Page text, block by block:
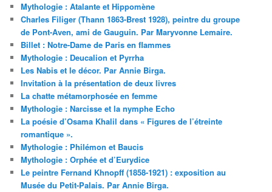
Mythologie : Atalante et Hippomène
Charles Filiger (Thann 1863-Brest 1928), peintre du groupe
de Pont-Aven, ami de Gauguin. Par Maryvonne Lemaire.
Billet : Notre-Dame de Paris en flammes
Mythologie : Deucalion et Pyrrha
Les Nabis et le décor. Par Annie Birga.
Invitation à la présentation de deux livres
La chatte métamorphosée en femme
Mythologie : Narcisse et la nymphe Echo
La poésie d’Osama Khalil dans « Figures de l’étreinte
romantique ».
Mythologie : Philémon et Baucis
Mythologie : Orphée et d’Eurydice
Le peintre Fernand Khnopff (1858-1921) : exposition au
Musée du Petit-Palais. Par Annie Birga.